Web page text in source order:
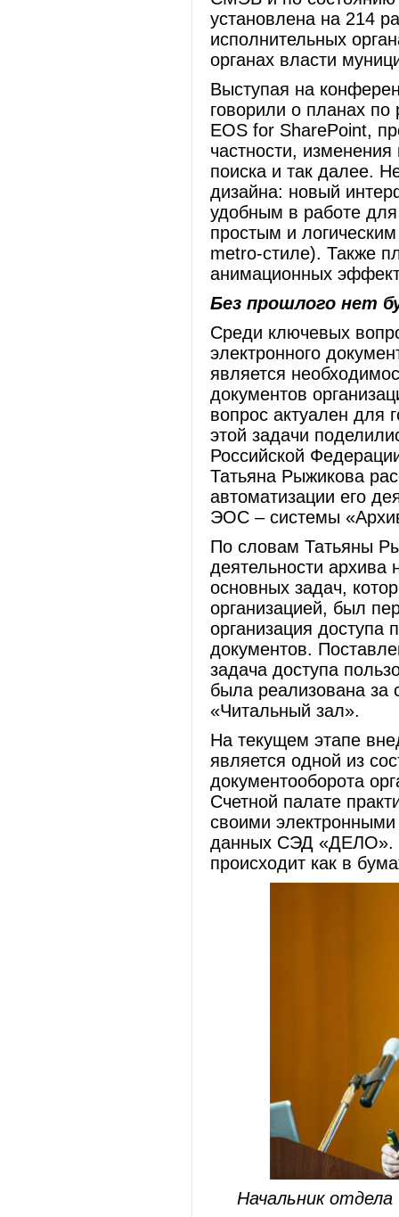
установлена на 214
исполнительных
органах власти
Выступая на
говорили о планах
EOS for SharePoint,
частности,
поиска и так далее.
дизайна: новый
удобным в работе
простым и
metro-стиле). Также
анимационных
Без прошлого нет
Среди ключевых
электронного
является
документов
вопрос актуален для
этой задачи
Российской
Татьяна Рыжикова
автоматизации его
ЭОС – системы
По словам Татьяны
деятельности архива
основных задач,
организацией, был
организация доступа
документов.
задача доступа
была реализована
«Читальный зал».
На текущем этапе
является одной из
документооборота
Счетной палате
своими
данных СЭД «ДЕЛО».
происходит как в
Начальник